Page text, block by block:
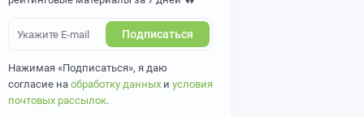
Подписаться
Нажимая «Подписаться», я даю
согласие на обработку данных и условия
почтовых рассылок.